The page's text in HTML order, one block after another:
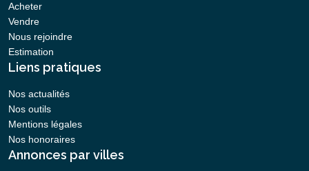
Acheter
Vendre
Nous rejoindre
Estimation
Liens pratiques
Nos actualités
Nos outils
Mentions légales
Nos honoraires
Annonces par villes